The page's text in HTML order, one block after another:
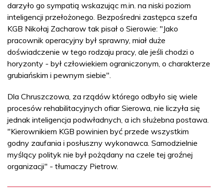
darzyło go sympatią wskazując m.in. na niski poziom
inteligencji przełożonego. Bezpośredni zastępca szefa
KGB Nikołaj Zacharow tak pisał o Sierowie: "Jako
pracownik operacyjny był sprawny, miał duże
doświadczenie w tego rodzaju pracy, ale jeśli chodzi o
horyzonty - był człowiekiem ograniczonym, o charakterze
grubiańskim i pewnym siebie".
Dla Chruszczowa, za rządów którego odbyło się wiele
procesów rehabilitacyjnych ofiar Sierowa, nie liczyła się
jednak inteligencja podwładnych, a ich służebna postawa.
"Kierownikiem KGB powinien być przede wszystkim
godny zaufania i posłuszny wykonawca. Samodzielnie
myślący polityk nie był pożądany na czele tej groźnej
organizacji" - tłumaczy Pietrow.